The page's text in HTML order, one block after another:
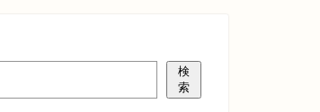
検
索